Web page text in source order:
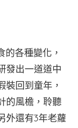
各種變化，
發出一道道中
裝回到童年，
的風檐，聆聽
外還有3年老蘿